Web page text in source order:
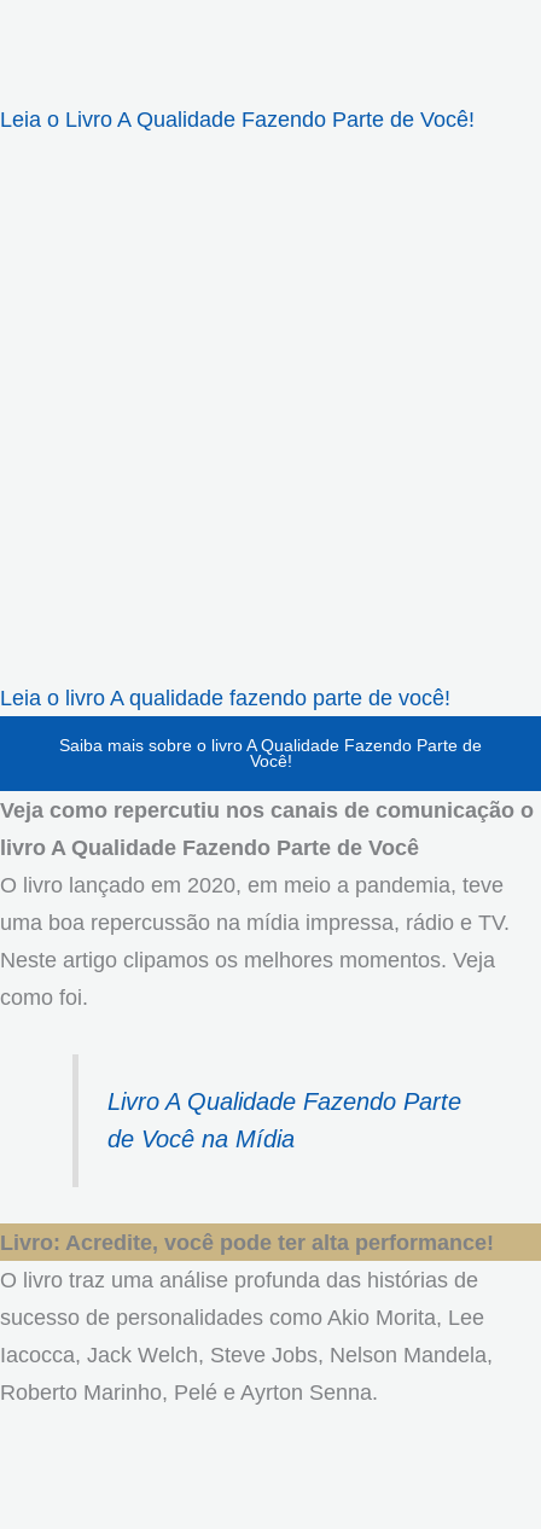
Leia o Livro A Qualidade Fazendo Parte de Você!
Leia o livro A qualidade fazendo parte de você!
Saiba mais sobre o livro A Qualidade Fazendo Parte de
Você!
Veja como repercutiu nos canais de comunicação o
livro A Qualidade Fazendo Parte de Você
O livro lançado em 2020, em meio a pandemia, teve
uma boa repercussão na mídia impressa, rádio e TV.
Neste artigo clipamos os melhores momentos. Veja
como foi.
Livro A Qualidade Fazendo Parte
de Você na Mídia
Livro: Acredite, você pode ter alta performance!
O livro traz uma análise profunda das histórias de
sucesso de personalidades como Akio Morita, Lee
Iacocca, Jack Welch, Steve Jobs, Nelson Mandela,
Roberto Marinho, Pelé e Ayrton Senna.